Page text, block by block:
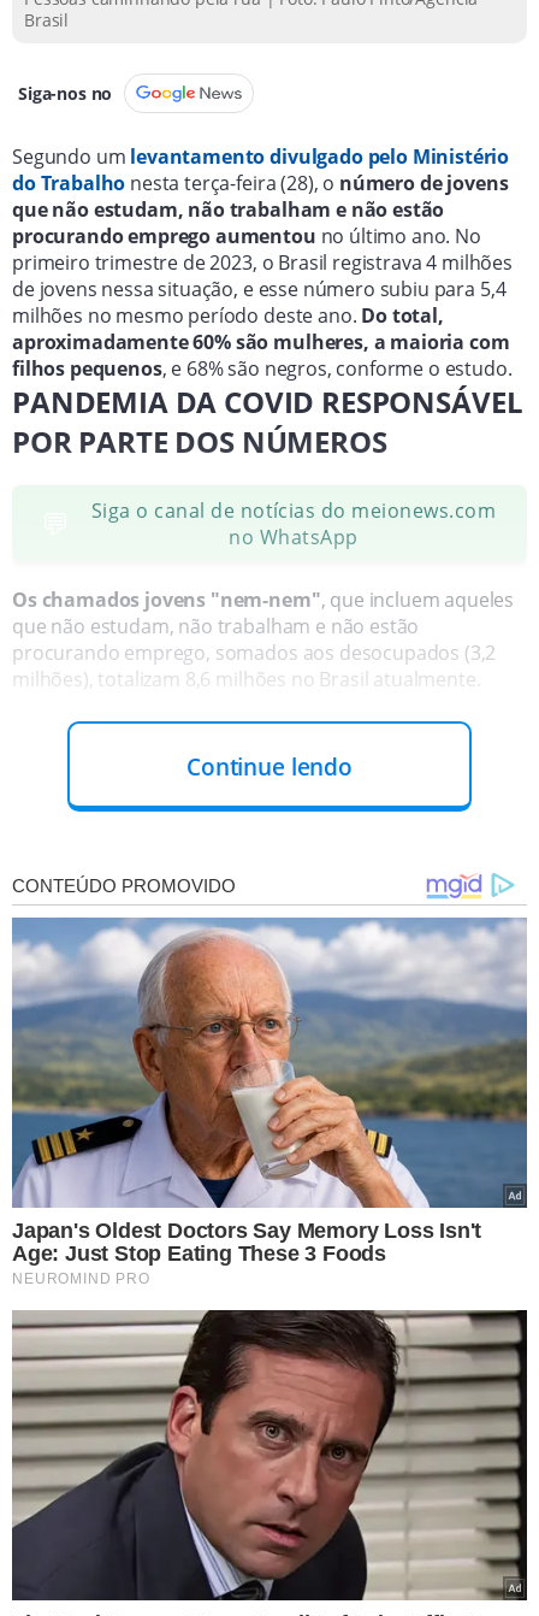
oportunidades para inserção no mercado formal.
Brasil
Siga-nos no
Segundo um levantamento divulgado pelo Ministério
do Trabalho nesta terça-feira (28), o número de jovens
que não estudam, não trabalham e não estão
procurando emprego aumentou no último ano. No
primeiro trimestre de 2023, o Brasil registrava 4 milhões
de jovens nessa situação, e esse número subiu para 5,4
milhões no mesmo período deste ano. Do total,
aproximadamente 60% são mulheres, a maioria com
filhos pequenos, e 68% são negros, conforme o estudo.
PANDEMIA DA COVID RESPONSÁVEL
POR PARTE DOS NÚMEROS
Siga o canal de notícias do meionews.com
no WhatsApp
Os chamados jovens "nem-nem", que incluem aqueles
que não estudam, não trabalham e não estão
procurando emprego, somados aos desocupados (3,2
milhões), totalizam 8,6 milhões no Brasil atualmente.
Esses dados foram apresentados por Paula Montagner,
subsecretária de Estatísticas e Estudos do Trabalho,
durante o evento "Empregabilidade Jovem" realizado pelo
Centro de Integração Empresa-Escola (CIEE) em São
Paulo (SP).Montagner atribui parte desses números ao
impacto contínuo da pandemia de Covid-19
o papel do trabalho de cuidado desempenhado pelas
TAXA DE PARTICIPAÇÃO DOS
JOVENS
Com base na PNAD Contínua do IBGE,os jovens entre 14
e 24 anos constituem 17% da população brasileira,
totalizando 34 milhões de pessoas. A maioria desse
grupo (39%) reside na região Sudeste, com metade deles
concentrados no estado de São Paulo.
Continue lendo